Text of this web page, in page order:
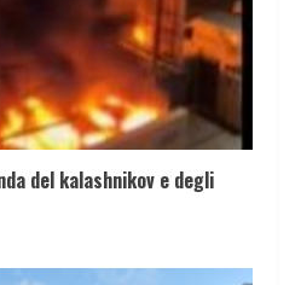
del kalashnikov e degli